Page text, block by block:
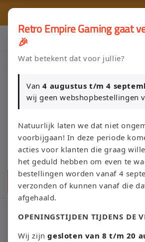
naar de
Klik Hier en Verkoop je Game of TCG
Nieuw: zoek je Magic-deck automatisch op
direct naar
Retro Empire Gaming gaat
🎉
Wat betekent dat voor jullie?
Van4 augustus t/m 4
wij geen webshopbestellingen
Natuurlijk laten we dat niet
voorbijgaan! In deze periode
acties voor klanten die graag
het geduld hebben om even te
bestellingen worden vanaf 4
verzonden of kunnen vanaf die
afgehaald.
OPENINGSTIJDEN TIJDENS DE
Wij zijngesloten van 8 t/m 20